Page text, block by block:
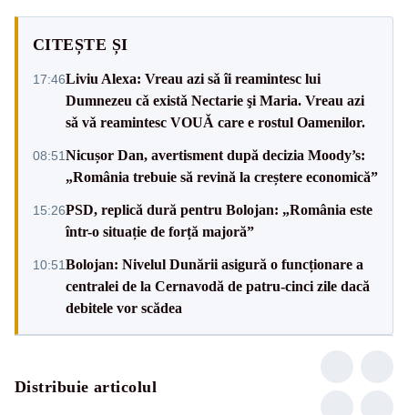
CITEȘTE ȘI
17:46Liviu Alexa: Vreau azi sǎ îi reamintesc lui
Dumnezeu cǎ existǎ Nectarie şi Maria. Vreau azi
sǎ vǎ reamintesc VOUǍ care e rostul Oamenilor.
08:51Nicușor Dan, avertisment după decizia Moody’s:
„România trebuie să revină la creștere economică”
15:26PSD, replică dură pentru Bolojan: „România este
într-o situație de forță majoră”
10:51Bolojan: Nivelul Dunării asigură o funcționare a
centralei de la Cernavodă de patru-cinci zile dacă
debitele vor scădea
Distribuie articolul